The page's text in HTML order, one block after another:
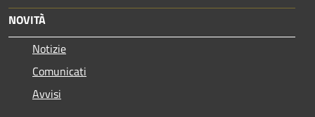
NOVITÀ
Notizie
Comunicati
Avvisi